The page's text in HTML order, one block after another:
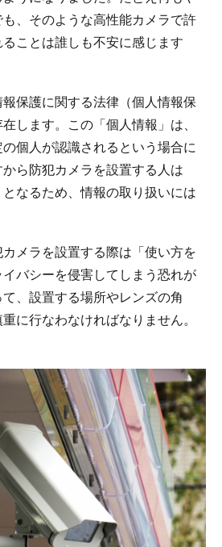
、そのような高性能カメラで許
ことは誰しも不安に感じます
保護に関する法律（個人情報保
します。この「個人情報」は、
個人が認識されるという場合に
ら防犯カメラを設置する人は
となるため、情報の取り扱いには
メラを設置する際は「使い方を
バシーを侵害してしまう恐れが
、設置する場所やレンズの角
に行なわなければなりません。